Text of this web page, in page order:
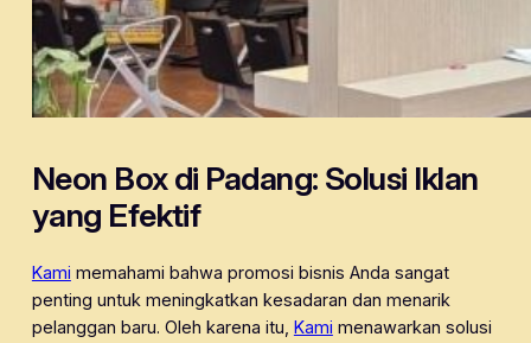
Neon Box di Padang: Solusi Iklan
yang Efektif
Kami memahami bahwa promosi bisnis Anda sangat
penting untuk meningkatkan kesadaran dan menarik
pelanggan baru. Oleh karena itu, Kami menawarkan solusi